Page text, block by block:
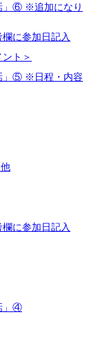
」⑥ ※追加になり
に参加日記入
ト＞
」⑤ ※日程・内容
に参加日記入
」④